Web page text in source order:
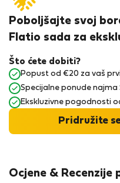
Ocjene & Recenzije
Poboljšajte svoj
Flatio sada za
Što ćete dobiti?
Popust od €20 za vaš
Specijalne ponude najma
Ekskluzivne pogodnosti
Pridružite